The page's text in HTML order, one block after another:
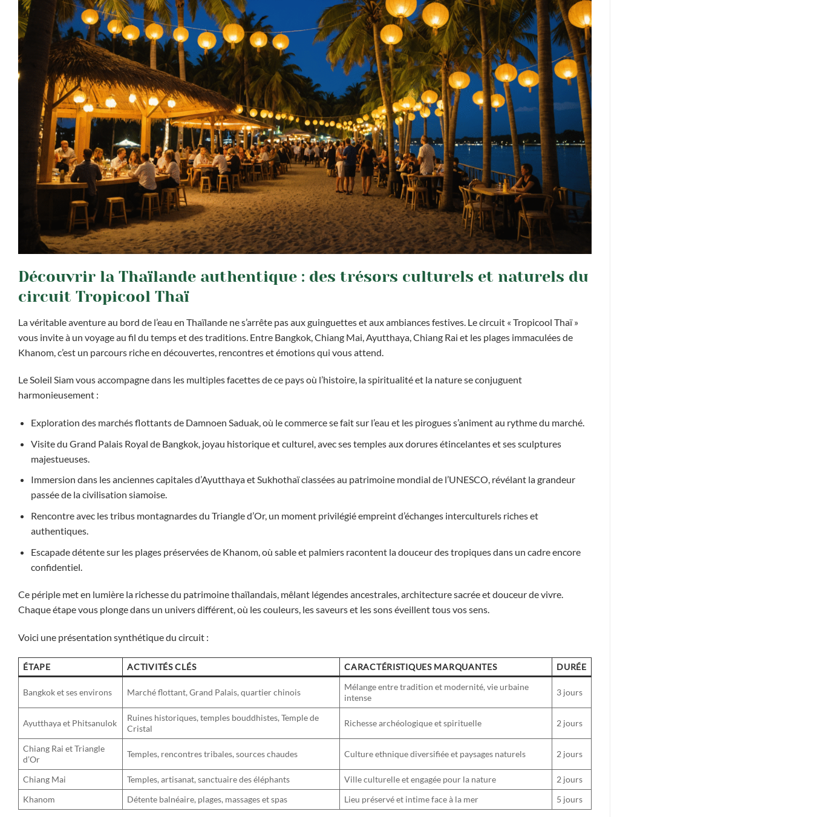
Découvrir la Thaïlande authentique : des trésors culturels et naturels du
circuit Tropicool Thaï
La véritable aventure au bord de l’eau en Thaïlande ne s’arrête pas aux guinguettes et aux ambiances festives. Le circuit « Tropicool Thaï »
vous invite à un voyage au fil du temps et des traditions. Entre Bangkok, Chiang Mai, Ayutthaya, Chiang Rai et les plages immaculées de
Khanom, c’est un parcours riche en découvertes, rencontres et émotions qui vous attend.
Le Soleil Siam vous accompagne dans les multiples facettes de ce pays où l’histoire, la spiritualité et la nature se conjuguent
harmonieusement :
Exploration des marchés flottants de Damnoen Saduak, où le commerce se fait sur l’eau et les pirogues s’animent au rythme du marché.
Visite du Grand Palais Royal de Bangkok, joyau historique et culturel, avec ses temples aux dorures étincelantes et ses sculptures
majestueuses.
Immersion dans les anciennes capitales d’Ayutthaya et Sukhothaï classées au patrimoine mondial de l’UNESCO, révélant la grandeur
passée de la civilisation siamoise.
Rencontre avec les tribus montagnardes du Triangle d’Or, un moment privilégié empreint d’échanges interculturels riches et
authentiques.
Escapade détente sur les plages préservées de Khanom, où sable et palmiers racontent la douceur des tropiques dans un cadre encore
confidentiel.
Ce périple met en lumière la richesse du patrimoine thaïlandais, mêlant légendes ancestrales, architecture sacrée et douceur de vivre.
Chaque étape vous plonge dans un univers différent, où les couleurs, les saveurs et les sons éveillent tous vos sens.
Voici une présentation synthétique du circuit :
ÉTAPE ACTIVITÉS CLÉS CARACTÉRISTIQUES MARQUANTES DURÉE
Bangkok et ses environs Marché flottant, Grand Palais, quartier chinois
Mélange entre tradition et modernité, vie urbaine
intense
3 jours
Ayutthaya et Phitsanulok
Ruines historiques, temples bouddhistes, Temple de
Cristal
Richesse archéologique et spirituelle 2 jours
Chiang Rai et Triangle
d’Or
Temples, rencontres tribales, sources chaudes Culture ethnique diversifiée et paysages naturels 2 jours
Chiang Mai Temples, artisanat, sanctuaire des éléphants Ville culturelle et engagée pour la nature
2 jours
Khanom
Détente balnéaire, plages, massages et spas Lieu préservé et intime face à la mer 5 jours